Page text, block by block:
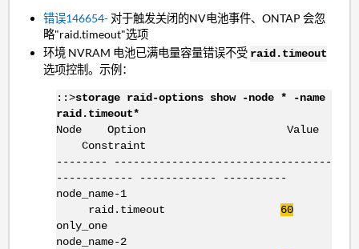
错误146654- 对于触发关闭的NV电池事件、ONTAP 会忽
略"raid.timeout"选项
环境 NVRAM 电池已满电量容量错误不受 raid.timeout
选项控制。示例：
::>storage raid-options show -node * -name
raid.timeout*
Node Option Value
Constraint
-------- ----------------------------------
------------ ------------ ----------
node_name-1
raid.timeout 60
only_one
node_name-2